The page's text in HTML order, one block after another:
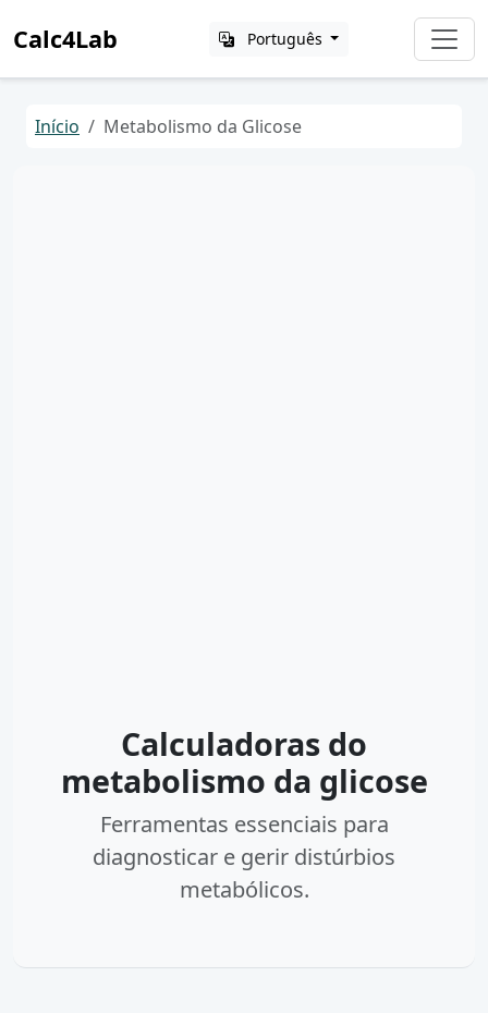
Calc4Lab Português
Início Metabolismo da Glicose
Calculadoras do
metabolismo da glicose
Ferramentas essenciais para
diagnosticar e gerir distúrbios
metabólicos.